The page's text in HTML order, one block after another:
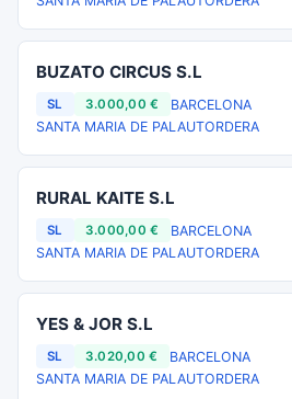
BUZATO CIRCUS S.L
SL 3.000,00 €
BARCELONA
SANTA MARIA DE PALAUTORDERA
RURAL KAITE S.L
SL 3.000,00 €
BARCELONA
SANTA MARIA DE PALAUTORDERA
YES & JOR S.L
SL 3.020,00 €
BARCELONA
SANTA MARIA DE PALAUTORDERA